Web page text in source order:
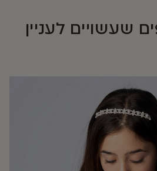
שעשויים לעניין